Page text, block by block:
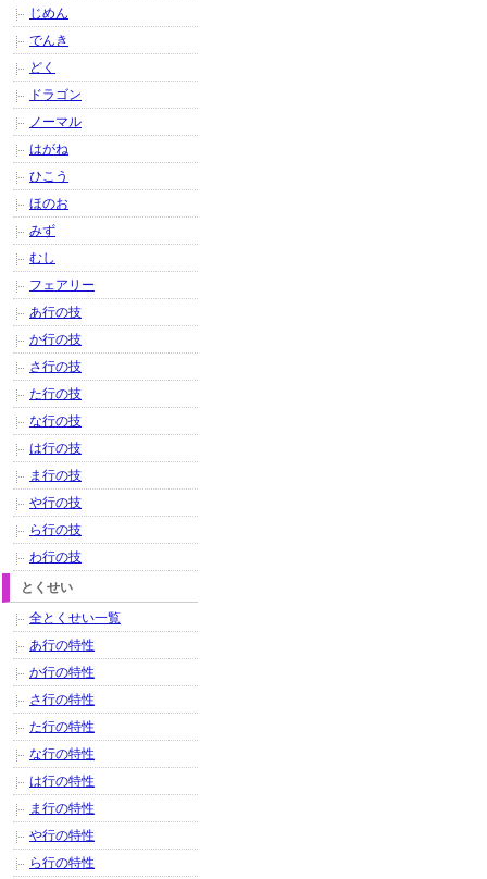
じめん
でんき
どく
ドラゴン
ノーマル
はがね
ひこう
ほのお
みず
むし
フェアリー
あ行の技
か行の技
さ行の技
た行の技
な行の技
は行の技
ま行の技
や行の技
ら行の技
わ行の技
とくせい
全とくせい一覧
あ行の特性
か行の特性
さ行の特性
た行の特性
な行の特性
は行の特性
ま行の特性
や行の特性
ら行の特性